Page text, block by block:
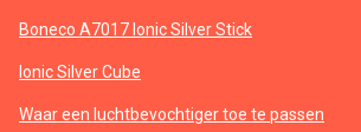
Boneco A7017 Ionic Silver Stick
Ionic Silver Cube
Waar een luchtbevochtiger toe te passen